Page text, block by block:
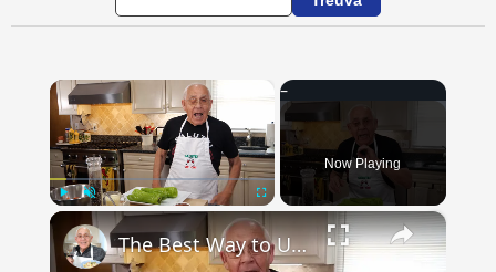
Unmute
Now Playing
×
The Best Way to Use Italian Frying Peppers